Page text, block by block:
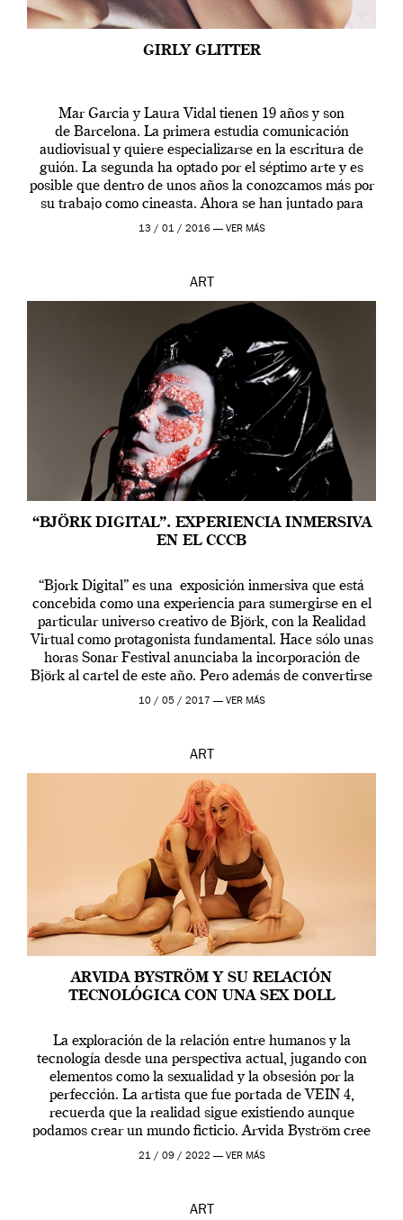
GIRLY GLITTER
Mar Garcia y Laura Vidal tienen 19 años y son
de Barcelona. La primera estudia comunicación
audiovisual y quiere especializarse en la escritura de
guión. La segunda ha optado por el séptimo arte y es
posible que dentro de unos años la conozcamos más por
su trabajo como cineasta. Ahora se han juntado para
contarnos una […]
13 / 01 / 2016 — VER MÁS
ART
“BJÖRK DIGITAL”. EXPERIENCIA INMERSIVA
EN EL CCCB
“Bjork Digital” es una exposición inmersiva que está
concebida como una experiencia para sumergirse en el
particular universo creativo de Björk, con la Realidad
Virtual como protagonista fundamental. Hace sólo unas
horas Sonar Festival anunciaba la incorporación de
Björk al cartel de este año. Pero además de convertirse
en una de las actuaciones más relevantes […]
10 / 05 / 2017 — VER MÁS
ART
ARVIDA BYSTRÖM Y SU RELACIÓN
TECNOLÓGICA CON UNA SEX DOLL
La exploración de la relación entre humanos y la
tecnología desde una perspectiva actual, jugando con
elementos como la sexualidad y la obsesión por la
perfección. La artista que fue portada de VEIN 4,
recuerda que la realidad sigue existiendo aunque
podamos crear un mundo ficticio. Arvida Byström cree
que los humanos tienen un complejo […]
21 / 09 / 2022 — VER MÁS
ART